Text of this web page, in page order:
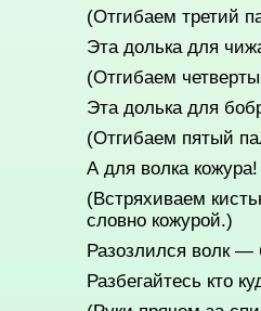
(Отгибаем третий
Эта долька для
(Отгибаем
Эта долька для
(Отгибаем пятый
А для волка кожура!
(Встряхиваем
словно кожурой.)
Разозлился волк —
Разбегайтесь кто